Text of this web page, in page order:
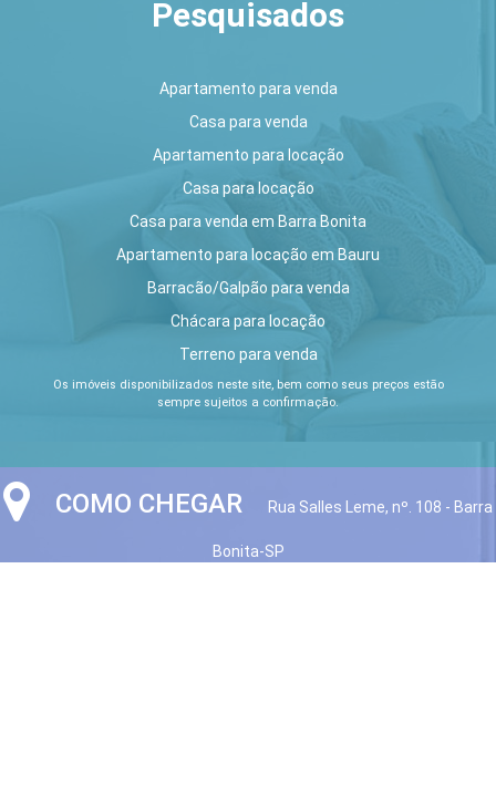
Pesquisados
Apartamento para venda
Casa para venda
Apartamento para locação
Casa para locação
Casa para venda em Barra Bonita
Apartamento para locação em Bauru
Barracão/Galpão para venda
Chácara para locação
Terreno para venda
Os imóveis disponibilizados neste site, bem como seus preços estão
sempre sujeitos a confirmação.
COMO CHEGAR Rua Salles Leme, nº. 108 - Barra
Bonita-SP